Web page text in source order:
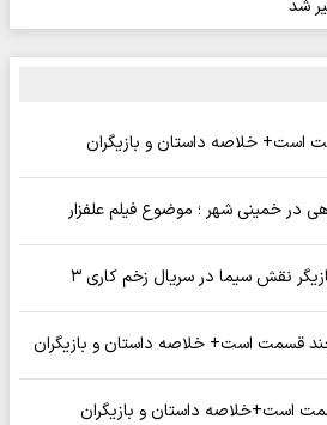
شد
است+ خلاصه داستان و بازیگران
در خمینی شهر ؛ موضوع فیلم علفزار
نقش سیما در سریال زخم کاری ۳
قسمت است+ خلاصه داستان و بازیگران
است+خلاصه داستان و بازیگران